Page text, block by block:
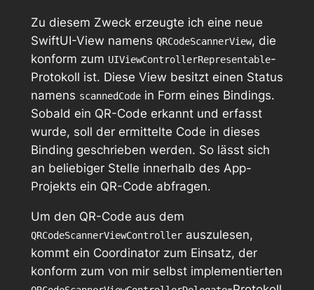
Zu diesem Zweck erzeugte ich eine neue
SwiftUI-View namens QRCodeScannerView, die
konform zum UIViewControllerRepresentable-
Protokoll ist. Diese View besitzt einen Status
namens scannedCodein Form eines Bindings.
Sobald ein QR-Code erkannt und erfasst
wurde, soll der ermittelte Code in dieses
Binding geschrieben werden. So lässt sich
an beliebiger Stelle innerhalb des App-
Projekts ein QR-Code abfragen.
Um den QR-Code aus dem
QRCodeScannerViewControllerauszulesen,
kommt ein Coordinator zum Einsatz, der
konform zum von mir selbst implementierten